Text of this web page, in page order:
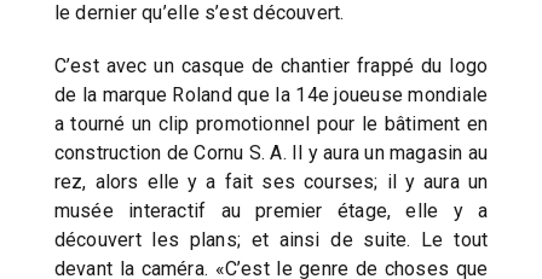
le dernier qu’elle s’est découvert.
C’est avec un casque de chantier frappé du logo
de la marque Roland que la 14e joueuse mondiale
a tourné un clip promotionnel pour le bâtiment en
construction de Cornu S. A. Il y aura un magasin au
rez, alors elle y a fait ses courses; il y aura un
musée interactif au premier étage, elle y a
découvert les plans; et ainsi de suite. Le tout
devant la caméra. «C’est le genre de choses que